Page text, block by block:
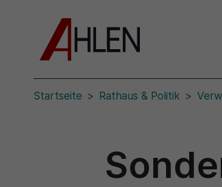
Startseite Rathaus & Politik